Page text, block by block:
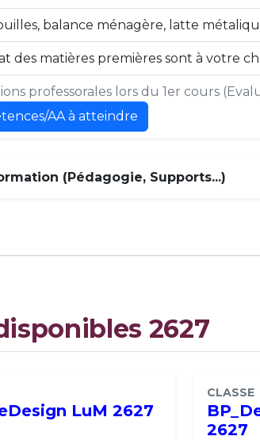
balance ménagère, latte
des matières premières sont à votre
professorales lors du 1er cours
AA à atteindre
(Pédagogie, Supports...)
2627
LuM 2627
CLASSE
2627